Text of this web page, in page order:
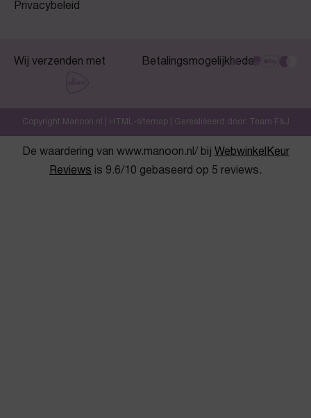
Privacybeleid
Wij verzenden met Betalingsmogelijkheden
Copyright Manoon.nl | HTML-sitemap| Gerealiseerd door: Team F&J
De waardering van www.manoon.nl/ bij WebwinkelKeur
Reviews is 9.6/10 gebaseerd op 5 reviews.